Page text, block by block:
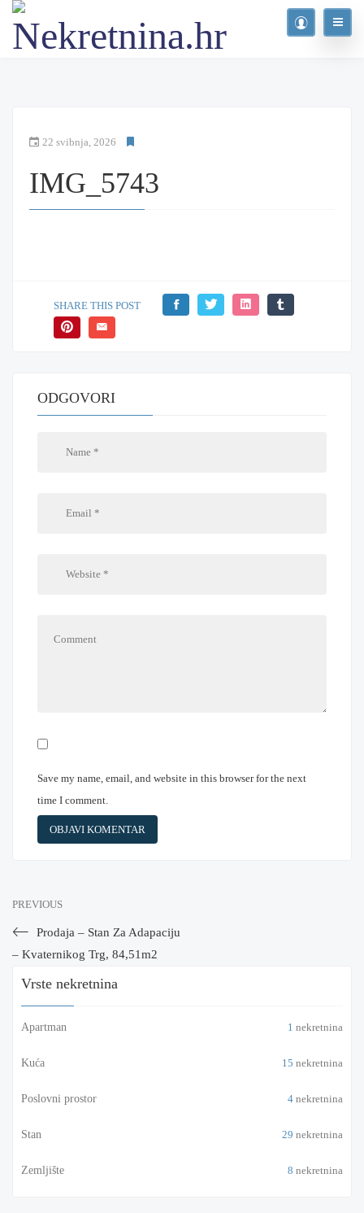
22 svibnja, 2026
IMG_5743
SHARE THIS POST
ODGOVORI
Save my name, email, and website in this browser for the next
time I comment.
PREVIOUS
Prodaja – Stan Za Adapaciju
– Kvaternikog Trg, 84,51m2
Vrste nekretnina
Apartman 1 nekretnina
Kuća 15 nekretnina
Poslovni prostor 4 nekretnina
Stan 29 nekretnina
Zemljište 8 nekretnina